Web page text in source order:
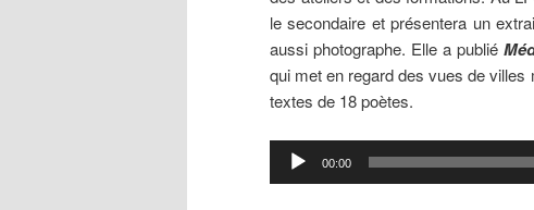
le secondaire et présentera un
aussi photographe. Elle a publié
qui met en regard des vues de
textes de 18 poètes.
Lecteur
audio
00:00